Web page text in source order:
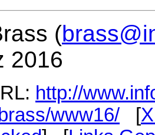
(
2016
http://
www16/ [